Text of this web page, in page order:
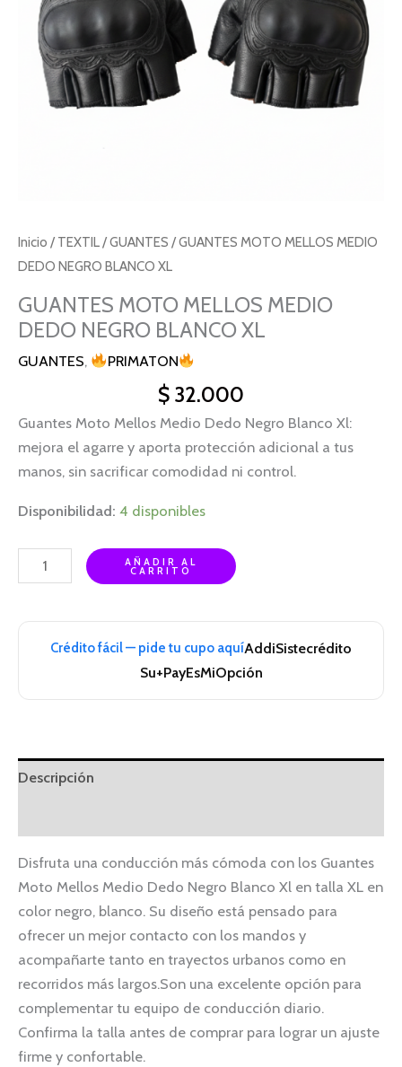
Inicio / TEXTIL/GUANTES / GUANTES MOTO MELLOS MEDIO
DEDO NEGRO BLANCO XL
GUANTES MOTO MELLOS MEDIO
DEDO NEGRO BLANCO XL
GUANTES, PRIMATON
$ 32.000
Guantes Moto Mellos Medio Dedo Negro Blanco Xl:
mejora el agarre y aporta protección adicional a tus
manos, sin sacrificar comodidad ni control.
Disponibilidad: 4 disponibles
cantidad
AÑADIR AL
CARRITO
Crédito fácil — pide tu cupo aquíAddiSistecrédito
Su+PayEsMiOpción
Descripción
Disfruta una conducción más cómoda con los Guantes
Moto Mellos Medio Dedo Negro Blanco Xl en talla XL en
color negro, blanco. Su diseño está pensado para
ofrecer un mejor contacto con los mandos y
acompañarte tanto en trayectos urbanos como en
recorridos más largos.Son una excelente opción para
complementar tu equipo de conducción diario.
Confirma la talla antes de comprar para lograr un ajuste
firme y confortable.